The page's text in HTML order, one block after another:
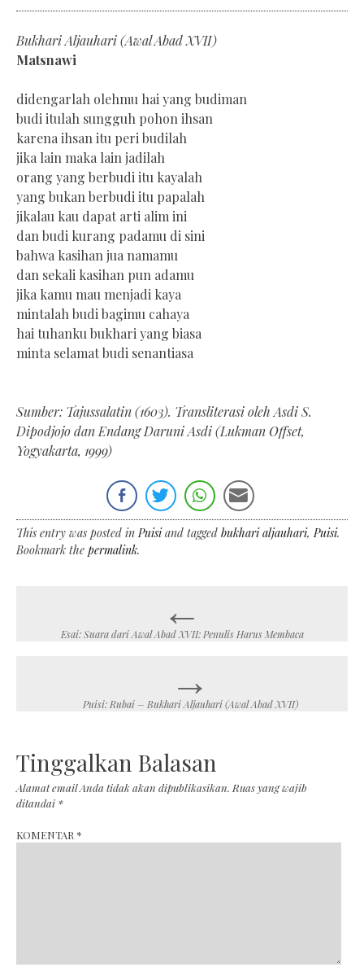
Bukhari Aljauhari (Awal Abad XVII)
Matsnawi
didengarlah olehmu hai yang budiman
budi itulah sungguh pohon ihsan
karena ihsan itu peri budilah
jika lain maka lain jadilah
orang yang berbudi itu kayalah
yang bukan berbudi itu papalah
jikalau kau dapat arti alim ini
dan budi kurang padamu di sini
bahwa kasihan jua namamu
dan sekali kasihan pun adamu
jika kamu mau menjadi kaya
mintalah budi bagimu cahaya
hai tuhanku bukhari yang biasa
minta selamat budi senantiasa
Sumber: Tajussalatin (1603). Transliterasi oleh Asdi S.
Dipodjojo dan Endang Daruni Asdi (Lukman Offset,
Yogyakarta, 1999)
This entry was posted inPuisiand tagged bukhari aljauhari,Puisi.
Bookmark the permalink.
navigation
←
Esai: Suara dari Awal Abad XVII: Penulis Harus Membaca
→
Puisi: Rubai – Bukhari Aljauhari (Awal Abad XVII)
Tinggalkan Balasan
Alamat email Anda tidak akan dipublikasikan. Ruas yang wajib
ditandai *
KOMENTAR *